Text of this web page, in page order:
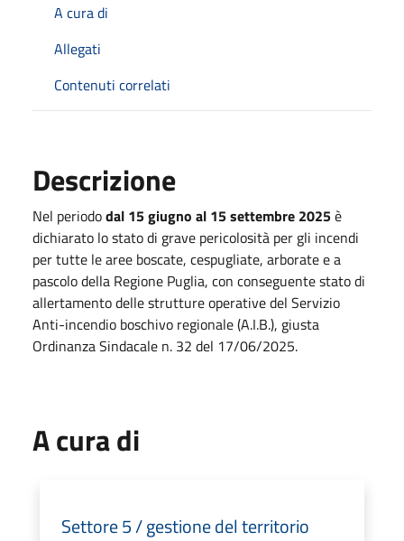
A cura di
Allegati
Contenuti correlati
Descrizione
Nel periododal 15 giugno al 15 settembre 2025è
dichiarato lo stato di grave pericolosità per gli incendi
per tutte le aree boscate, cespugliate, arborate e a
pascolo della Regione Puglia, con conseguente stato di
allertamento delle strutture operative del Servizio
Anti-incendio boschivo regionale (A.I.B.), giusta
Ordinanza Sindacale n. 32 del 17/06/2025.
A cura di
Settore 5 / gestione del territorio